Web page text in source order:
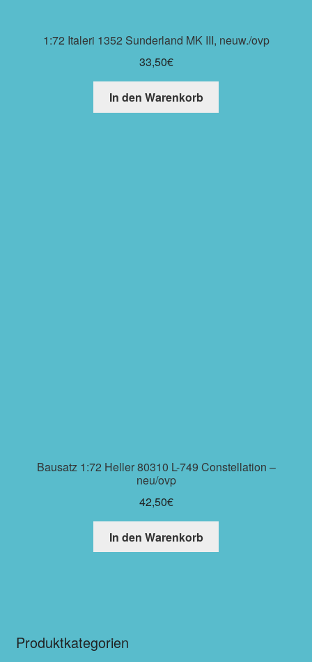
1:72 Italeri 1352 Sunderland MK III, neuw./ovp
33,50€
In den Warenkorb
Bausatz 1:72 Heller 80310 L-749 Constellation –
neu/ovp
42,50€
In den Warenkorb
Produktkategorien